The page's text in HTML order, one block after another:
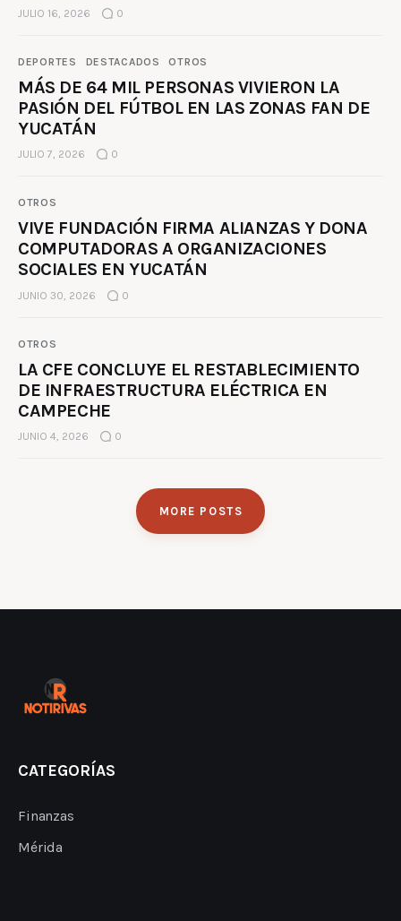
JULIO 16, 2026 0
DEPORTES DESTACADOS OTROS
MÁS DE 64 MIL PERSONAS VIVIERON LA
PASIÓN DEL FÚTBOL EN LAS ZONAS FAN DE
YUCATÁN
JULIO 7, 2026 0
OTROS
VIVE FUNDACIÓN FIRMA ALIANZAS Y DONA
COMPUTADORAS A ORGANIZACIONES
SOCIALES EN YUCATÁN
JUNIO 30, 2026 0
OTROS
LA CFE CONCLUYE EL RESTABLECIMIENTO
DE INFRAESTRUCTURA ELÉCTRICA EN
CAMPECHE
JUNIO 4, 2026 0
MORE POSTS
CATEGORÍAS
Finanzas
Mérida